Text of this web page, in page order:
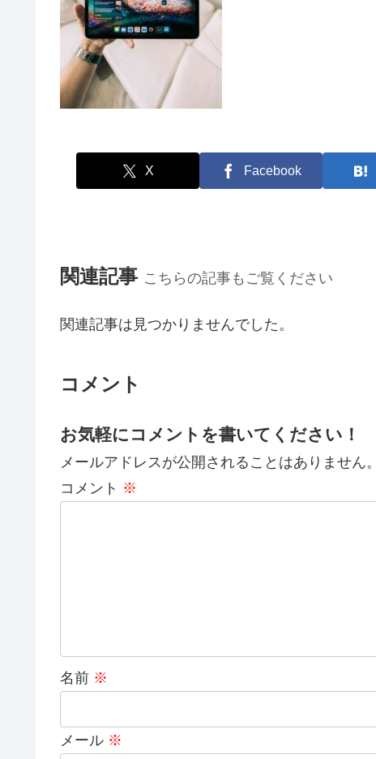
X Facebook
関連記事 こちらの記事もご覧ください
関連記事は見つかりませんでした。
コメント
お気軽にコメントを書いてください！
メールアドレスが公開されることはありません。
コメント ※
名前 ※
メール ※